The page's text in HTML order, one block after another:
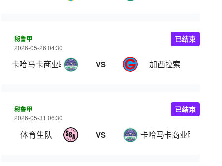
秘鲁甲
2026-05-26 04:30
卡哈马卡商业联 VS 加西拉索
已结束
秘鲁甲
2026-05-31 06:30
体育生队 VS 卡哈马卡商业联
已结束